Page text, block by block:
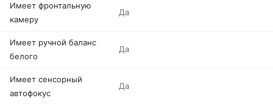
Имеет фронтальную
камеру
Да
Имеет ручной баланс
белого
Да
Имеет сенсорный
автофокус
Да